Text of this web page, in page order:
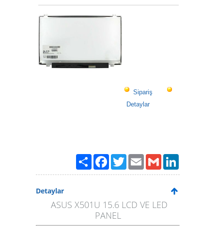
Sipariş
Detaylar
PaylaşFacebook
TwitterEmailGmail
Detaylar
ASUS X501U 15.6 LCD VE LED
PANEL